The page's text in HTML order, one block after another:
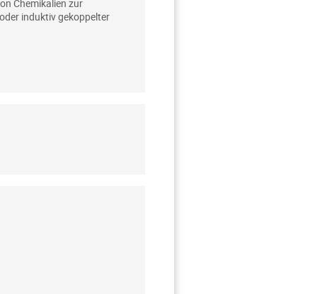
Chemikalien zur
induktiv gekoppelter